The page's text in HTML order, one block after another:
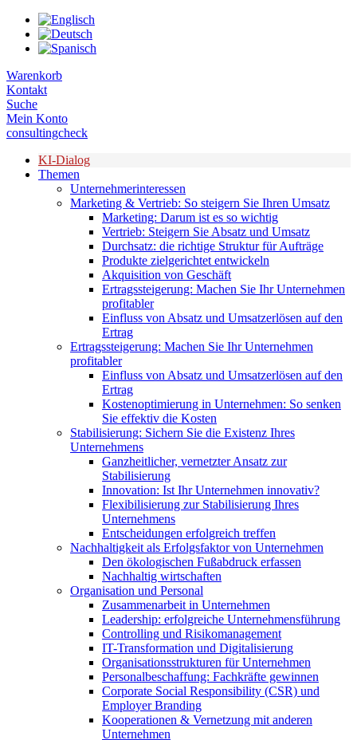
Zum
Inhalt
springen
Warenkorb
Kontakt
Suche
Mein Konto
consultingcheck
KI-Dialog
Themen
Unternehmerinteressen
Marketing & Vertrieb: So steigern Sie Ihren Umsatz
Marketing: Darum ist es so wichtig
Vertrieb: Steigern Sie Absatz und Umsatz
Durchsatz: die richtige Struktur für Aufträge
Produkte zielgerichtet entwickeln
Akquisition von Geschäft
Ertragssteigerung: Machen Sie Ihr Unternehmen
profitabler
Einfluss von Absatz und Umsatzerlösen auf den
Ertrag
Ertragssteigerung: Machen Sie Ihr Unternehmen
profitabler
Einfluss von Absatz und Umsatzerlösen auf den
Ertrag
Kostenoptimierung in Unternehmen: So senken
Sie effektiv die Kosten
Stabilisierung: Sichern Sie die Existenz Ihres
Unternehmens
Ganzheitlicher, vernetzter Ansatz zur
Stabilisierung
Innovation: Ist Ihr Unternehmen innovativ?
Flexibilisierung zur Stabilisierung Ihres
Unternehmens
Entscheidungen erfolgreich treffen
Nachhaltigkeit als Erfolgsfaktor von Unternehmen
Den ökologischen Fußabdruck erfassen
Nachhaltig wirtschaften
Organisation und Personal
Zusammenarbeit in Unternehmen
Leadership: erfolgreiche Unternehmensführung
Controlling und Risikomanagement
IT-Transformation und Digitalisierung
Organisationsstrukturen für Unternehmen
Personalbeschaffung: Fachkräfte gewinnen
Corporate Social Responsibility (CSR) und
Employer Branding
Kooperationen & Vernetzung mit anderen
Unternehmen